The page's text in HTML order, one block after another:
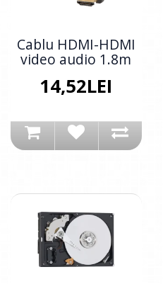
Cablu HDMI-HDMI
video audio 1.8m
14,52LEI